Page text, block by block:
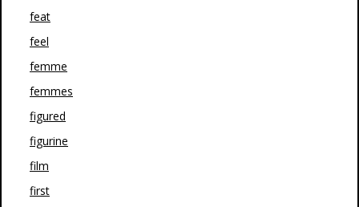
feat
feel
femme
femmes
figured
figurine
film
first